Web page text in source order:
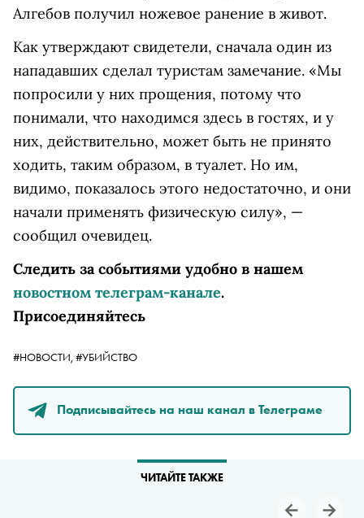
Алгебов получил ножевое ранение в живот.
Как утверждают свидетели, сначала один из
нападавших сделал туристам замечание. «Мы
попросили у них прощения, потому что
понимали, что находимся здесь в гостях, и у
них, действительно, может быть не принято
ходить, таким образом, в туалет. Но им,
видимо, показалось этого недостаточно, и они
начали применять физическую силу», —
сообщил очевидец.
Следить за событиями удобно в нашем
новостном телеграм-канале.
Присоединяйтесь
#НОВОСТИ, #УБИЙСТВО
Подписывайтесь на наш канал в Телеграме
ЧИТАЙТЕ ТАКЖЕ